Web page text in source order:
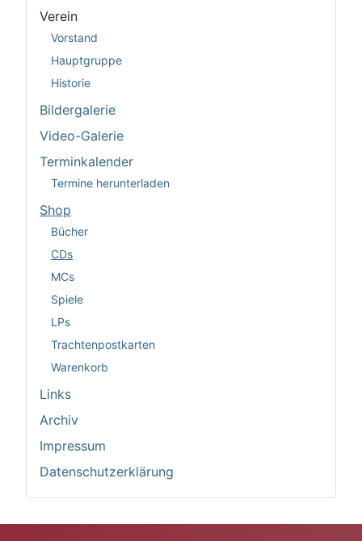
Verein
Vorstand
Hauptgruppe
Historie
Bildergalerie
Video-Galerie
Terminkalender
Termine herunterladen
Shop
Bücher
CDs
MCs
Spiele
LPs
Trachtenpostkarten
Warenkorb
Links
Archiv
Impressum
Datenschutzerklärung